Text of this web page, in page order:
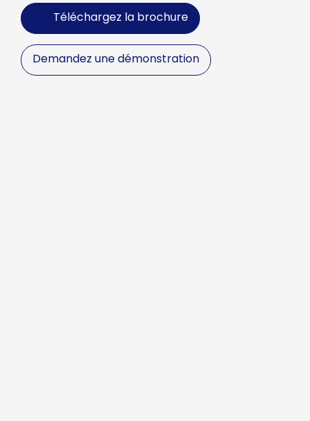
Téléchargez la brochure
Demandez une démonstration